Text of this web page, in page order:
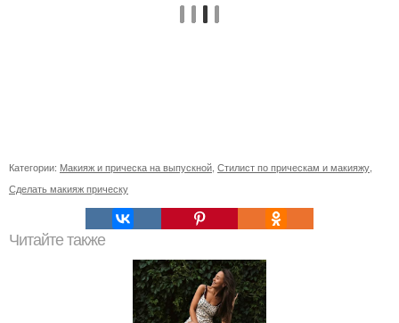
Категории: Макияж и прическа на выпускной Стилист по прическам и макияжу
Сделать макияж прическу
Читайте также